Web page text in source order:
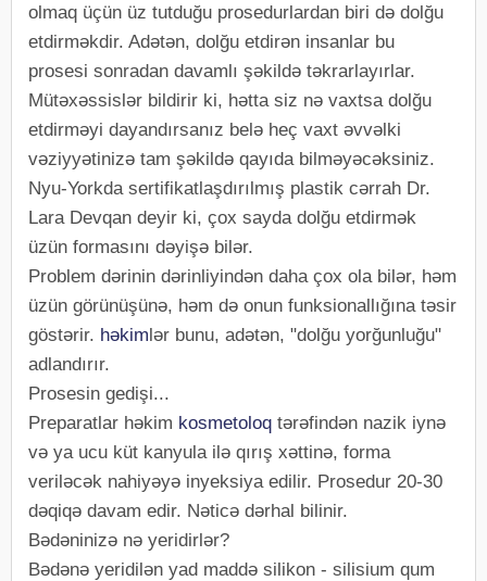
olmaq üçün üz tutduğu prosedurlardan biri də dolğu
etdirməkdir. Adətən, dolğu etdirən insanlar bu
prosesi sonradan davamlı şəkildə təkrarlayırlar.
Mütəxəssislər bildirir ki, hətta siz nə vaxtsa dolğu
etdirməyi dayandırsanız belə heç vaxt əvvəlki
vəziyyətinizə tam şəkildə qayıda bilməyəcəksiniz.
Nyu-Yorkda sertifikatlaşdırılmış plastik cərrah Dr.
Lara Devqan deyir ki, çox sayda dolğu etdirmək
üzün formasını dəyişə bilər.
Problem dərinin dərinliyindən daha çox ola bilər, həm
üzün görünüşünə, həm də onun funksionallığına təsir
göstərir. həkimlər bunu, adətən, "dolğu yorğunluğu"
adlandırır.
Prosesin gedişi...
Preparatlar həkim kosmetoloq tərəfindən nazik iynə
və ya ucu küt kanyula ilə qırış xəttinə, forma
veriləcək nahiyəyə inyeksiya edilir. Prosedur 20-30
dəqiqə davam edir. Nəticə dərhal bilinir.
Bədəninizə nə yeridirlər?
Bədənə yeridilən yad maddə silikon - silisium qum